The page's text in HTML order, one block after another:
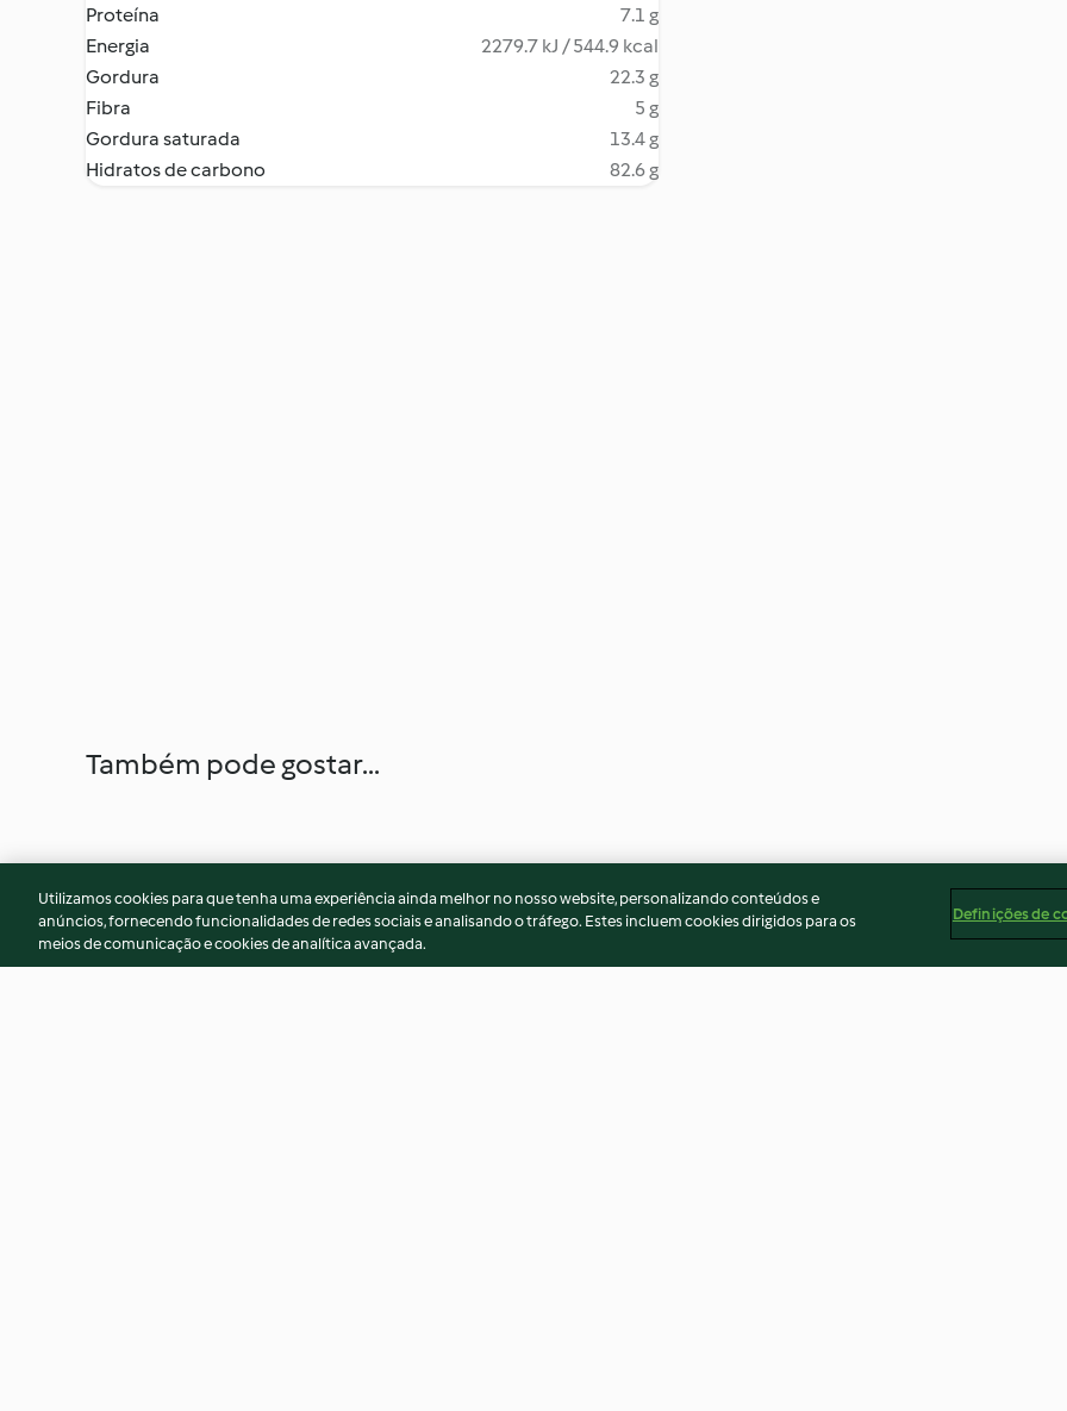
Proteína
7.1 g
Energia
2279.7 kJ / 544.9 kcal
Gordura
22.3 g
Fibra
5 g
Gordura saturada
13.4 g
Hidratos de carbono
82.6 g
Também pode gostar...
Utilizamos cookies para que tenha uma experiência ainda melhor no nosso website, personalizando conteúdos e
anúncios, fornecendo funcionalidades de redes sociais e analisando o tráfego. Estes incluem cookies dirigidos para os
meios de comunicação e cookies de analítica avançada.
Definições de